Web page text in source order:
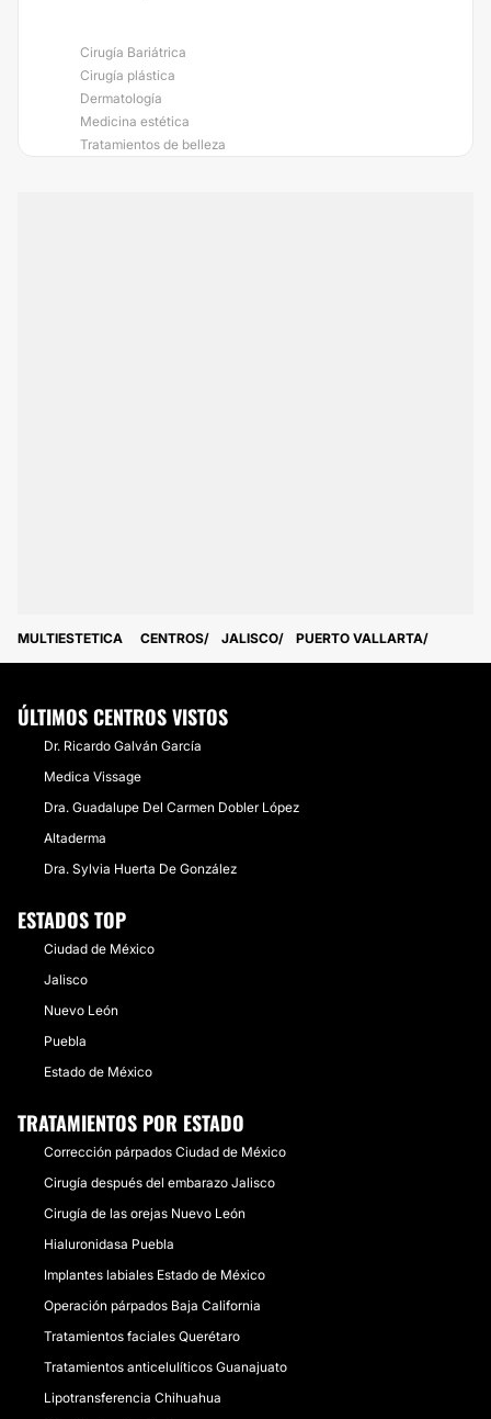
Cirugía Bariátrica
Cirugía plástica
Dermatología
Medicina estética
Tratamientos de belleza
MULTIESTETICA CENTROS JALISCO PUERTO VALLARTA
ÚLTIMOS CENTROS VISTOS
Dr. Ricardo Galván García
Medica Vissage
Dra. Guadalupe Del Carmen Dobler López
Altaderma
Dra. Sylvia Huerta De González
ESTADOS TOP
Ciudad de México
Jalisco
Nuevo León
Puebla
Estado de México
TRATAMIENTOS POR ESTADO
Corrección párpados Ciudad de México
Cirugía después del embarazo Jalisco
Cirugía de las orejas Nuevo León
Hialuronidasa Puebla
Implantes labiales Estado de México
Operación párpados Baja California
Tratamientos faciales Querétaro
Tratamientos anticelulíticos Guanajuato
Lipotransferencia Chihuahua